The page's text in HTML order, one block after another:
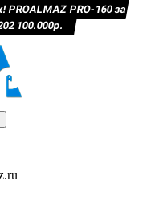
PRO-160 за
100.000р.